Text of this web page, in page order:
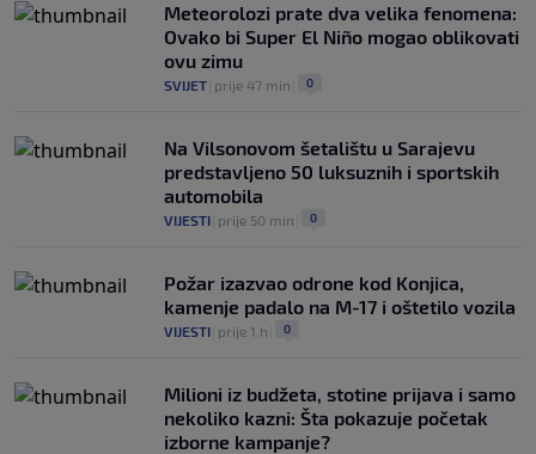
Meteorolozi prate dva velika fenomena:
Ovako bi Super El Niño mogao oblikovati
ovu zimu
SVIJET prije 47 min 0
Na Vilsonovom šetalištu u Sarajevu
predstavljeno 50 luksuznih i sportskih
automobila
VIJESTI prije 50 min 0
Požar izazvao odrone kod Konjica,
kamenje padalo na M-17 i oštetilo vozila
VIJESTI prije 1 h 0
Milioni iz budžeta, stotine prijava i samo
nekoliko kazni: Šta pokazuje početak
izborne kampanje?